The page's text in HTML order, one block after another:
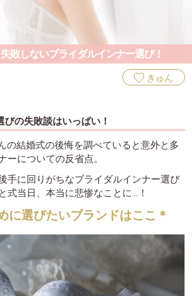
敗しないブライダルインナー選び！
きゅん
の失敗談はいっぱい！
の結婚式の後悔を調べていると意外と多
ーについての反省点。
手に回りがちなブライダルインナー選び
式当日、本当に悲惨なことに...！
に選びたいブランドはここ＊